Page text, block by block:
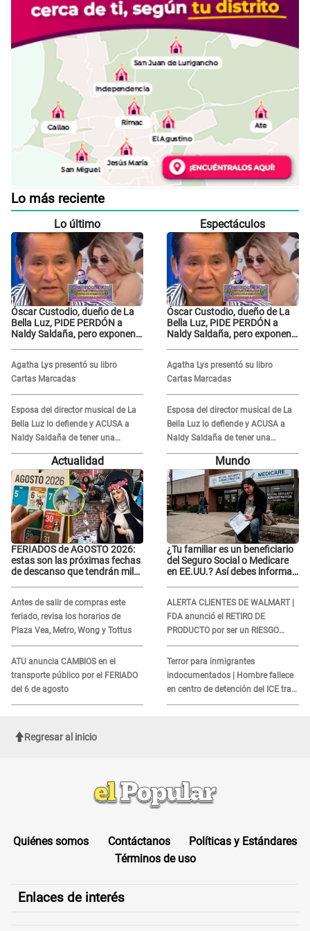
Lo más reciente
Lo último
Óscar Custodio, dueño de La
Bella Luz, PIDE PERDÓN a
Naldy Saldaña, pero exponen
grabar"
Agatha Lys presentó su libro
Cartas Marcadas
Esposa del director musical de La
Bella Luz lo defiende y ACUSA a
Naldy Saldaña de tener una
relación con él y otros integrantes
Espectáculos
Óscar Custodio, dueño de La
Bella Luz, PIDE PERDÓN a
Naldy Saldaña, pero exponen
grabar"
Agatha Lys presentó su libro
Cartas Marcadas
Esposa del director musical de La
Bella Luz lo defiende y ACUSA a
Naldy Saldaña de tener una
relación con él y otros integrantes
Actualidad
FERIADOS de AGOSTO 2026:
estas son las próximas fechas
de descanso que tendrán miles
Antes de salir de compras este
feriado, revisa los horarios de
Plaza Vea, Metro, Wong y Tottus
ATU anuncia CAMBIOS en el
transporte público por el FERIADO
del 6 de agosto
Mundo
¿Tu familiar es un beneficiario
del Seguro Social o Medicare
en EE.UU.? Así debes informar
ALERTA CLIENTES DE WALMART |
FDA anunció el RETIRO DE
PRODUCTO por ser un RIESGO
MORTAL para consumidores: ¿Cuál
es?
Terror para inmigrantes
indocumentados | Hombre fallece
en centro de detención del ICE tras
sufrir una "emergencia médica"
Regresar al inicio
Quiénes somos Contáctanos
Políticas y Estándares
Términos de uso
Enlaces de interés